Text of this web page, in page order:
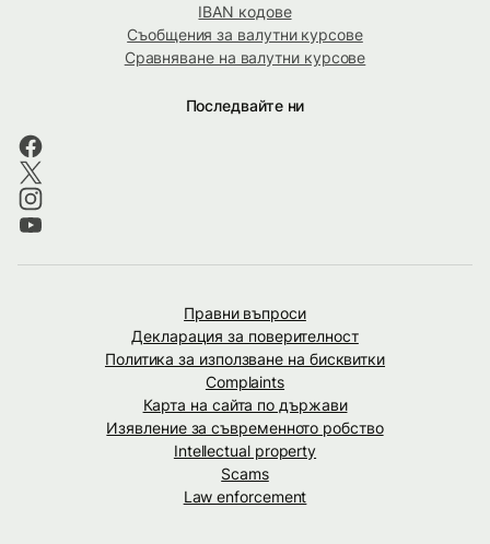
IBAN кодове
Съобщения за валутни курсове
Сравняване на валутни курсове
Последвайте ни
Правни въпроси
Декларация за поверителност
Политика за използване на бисквитки
Complaints
Карта на сайта по държави
Изявление за съвременното робство
Intellectual property
Scams
Law enforcement